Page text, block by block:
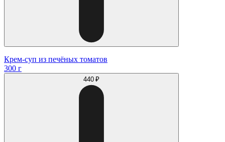
Крем-суп из печёных томатов
300 г
440 ₽